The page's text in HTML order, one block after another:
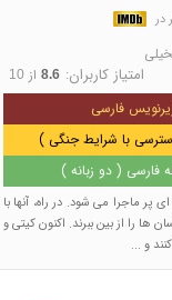
امتیاز کاربران: 8.6 از 10
فارسی
با شرایط جنگی )
فارسی ( دو زبانه )
ماجرا می شود. در راه، آنها با
ها را از بین ببرند. اکنون کیتی و
و ...